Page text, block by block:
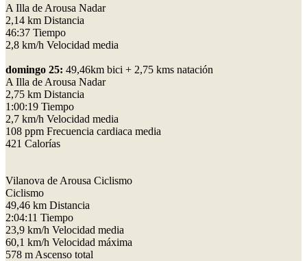
A Illa de Arousa Nadar
2,14 km Distancia
46:37 Tiempo
2,8 km/h Velocidad media
domingo 25: 49,46km bici + 2,75 kms natación
A Illa de Arousa Nadar
2,75 km Distancia
1:00:19 Tiempo
2,7 km/h Velocidad media
108 ppm Frecuencia cardiaca media
421 Calorías
Vilanova de Arousa Ciclismo
Ciclismo
49,46 km Distancia
2:04:11 Tiempo
23,9 km/h Velocidad media
60,1 km/h Velocidad máxima
578 m Ascenso total